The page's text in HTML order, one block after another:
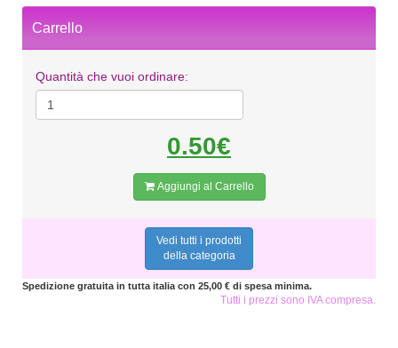
Carrello
Quantità che vuoi ordinare:
0.50€
Aggiungi al Carrello
Vedi tutti i prodotti
della categoria
Spedizione gratuita in tutta italia con 25,00 € di spesa minima.
Tutti i prezzi sono IVA compresa.